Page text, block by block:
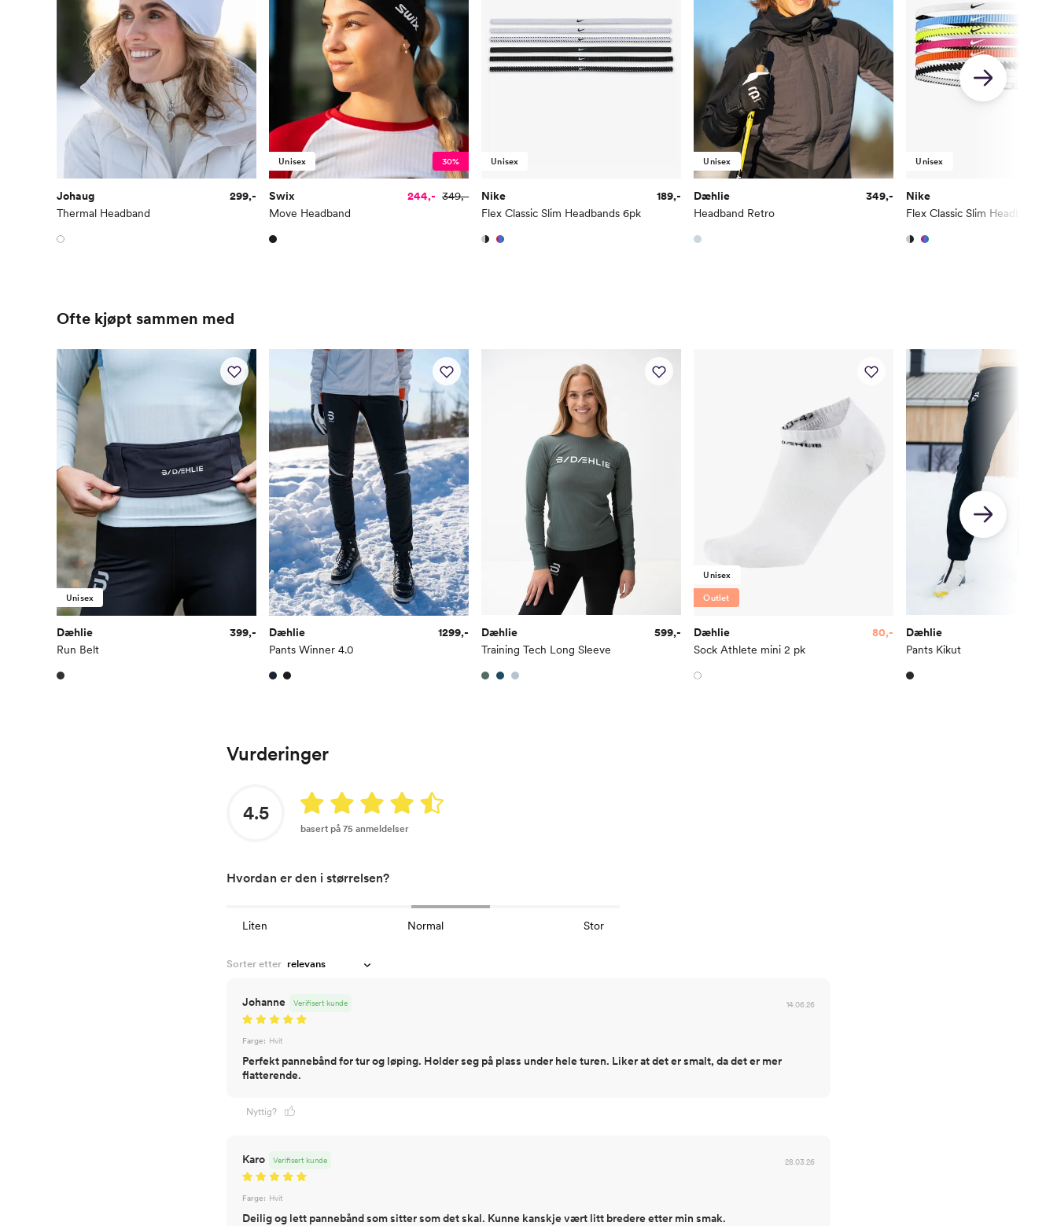
Johaug
Thermal Headband
299,-
Unisex 30%
Swix
Move Headband
244,- 349,-
Unisex
Nike
Flex Classic Slim Headbands 6pk
189,-
Unisex
Dæhlie
Headband Retro
349,-
Unisex
Nike
Flex Classic Slim Headbands
Ofte kjøpt sammen med
Unisex
Dæhlie
Run Belt
399,-
Dæhlie
Pants Winner 4.0
1299,-
Dæhlie
Training Tech Long Sleeve
599,-
Unisex
Outlet
Dæhlie
Sock Athlete mini 2 pk
80,-
Dæhlie
Pants Kikut
Vurderinger
4.5
basert på 75 anmeldelser
Hvordan er den i størrelsen?
Liten Normal Stor
Sorter etter
Johanne 14.06.26
Verifisert kunde
Farge: Hvit
Perfekt pannebånd for tur og løping. Holder seg på plass under hele turen. Liker at det er smalt, da det er mer
flatterende.
Nyttig?
Karo 28.03.26
Verifisert kunde
Farge: Hvit
Deilig og lett pannebånd som sitter som det skal. Kunne kanskje vært litt bredere etter min smak.